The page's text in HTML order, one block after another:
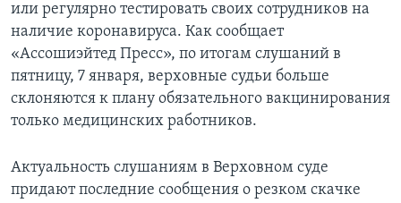
или регулярно тестировать своих сотрудников на
наличие коронавируса. Как сообщает
«Ассошиэйтед Пресс», по итогам слушаний в
пятницу, 7 января, верховные судьи больше
склоняются к плану обязательного вакцинирования
только медицинских работников.
Актуальность слушаниям в Верховном суде
придают последние сообщения о резком скачке